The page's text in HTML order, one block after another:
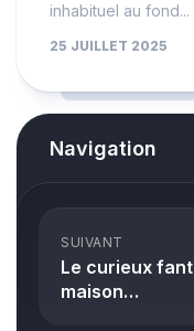
inhabituel au fond...
25 JUILLET 2025
Navigation
SUIVANT
Le curieux
maison…